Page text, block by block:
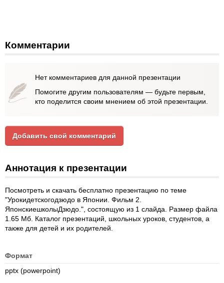
Комментарии
Нет комментариев для данной презентации
Помогите другим пользователям — будьте первым,
кто поделится своим мнением об этой презентации.
Добавить свой комментарий
Аннотация к презентации
Посмотреть и скачать бесплатно презентацию по теме
"Урокидетскогодзюдо в Японии. Фильм 2.
ЯпонскиешколыДзюдо.", состоящую из 1 слайда. Размер файла
1.65 Мб. Каталог презентаций, школьных уроков, студентов, а
также для детей и их родителей.
Формат
pptx (powerpoint)